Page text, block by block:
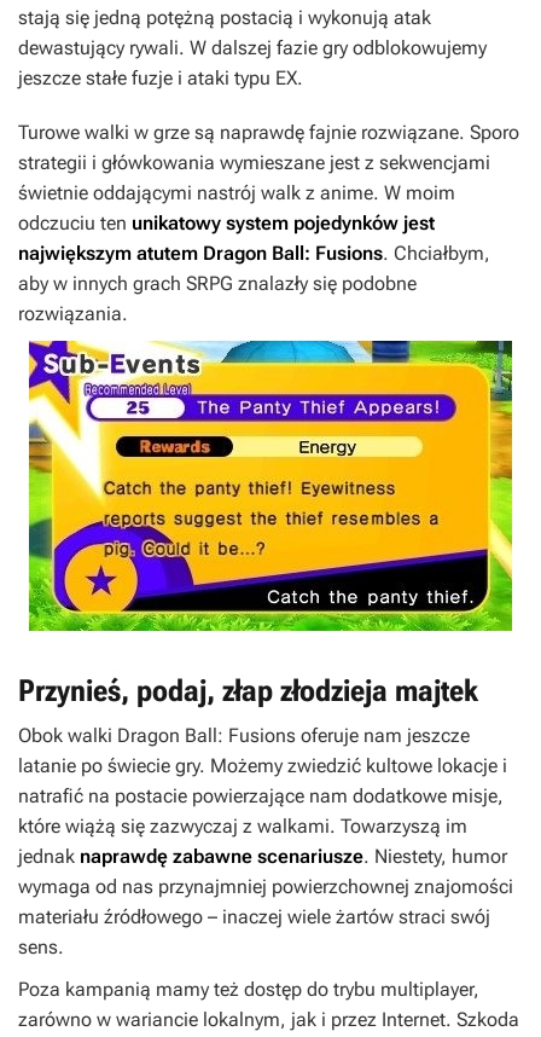
stają się jedną potężną postacią i wykonują atak
dewastujący rywali. W dalszej fazie gry odblokowujemy
jeszcze stałe fuzje i ataki typu EX.
Turowe walki w grze są naprawdę fajnie rozwiązane. Sporo
strategii i główkowania wymieszane jest z sekwencjami
świetnie oddającymi nastrój walk z anime. W moim
odczuciu ten unikatowy system pojedynków jest
największym atutem Dragon Ball: Fusions. Chciałbym,
aby w innych grach SRPG znalazły się podobne
rozwiązania.
Przynieś, podaj, złap złodzieja majtek
Obok walki Dragon Ball: Fusions oferuje nam jeszcze
latanie po świecie gry. Możemy zwiedzić kultowe lokacje i
natrafić na postacie powierzające nam dodatkowe misje,
które wiążą się zazwyczaj z walkami. Towarzyszą im
jednak naprawdę zabawne scenariusze. Niestety, humor
wymaga od nas przynajmniej powierzchownej znajomości
materiału źródłowego – inaczej wiele żartów straci swój
sens.
Poza kampanią mamy też dostęp do trybu multiplayer,
zarówno w wariancie lokalnym, jak i przez Internet. Szkoda